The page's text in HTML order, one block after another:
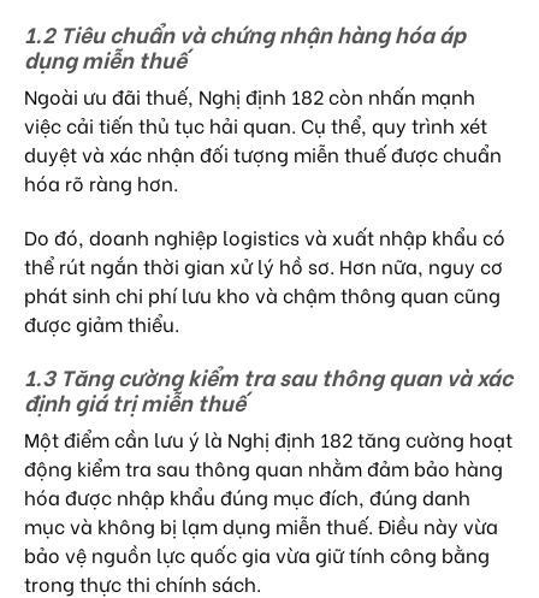
1.2 Tiêu chuẩn và chứng nhận hàng hóa áp
dụng miễn thuế
Ngoài ưu đãi thuế, Nghị định 182 còn nhấn mạnh
việc cải tiến thủ tục hải quan. Cụ thể, quy trình xét
duyệt và xác nhận đối tượng miễn thuế được chuẩn
hóa rõ ràng hơn.
Do đó, doanh nghiệp logistics và xuất nhập khẩu có
thể rút ngắn thời gian xử lý hồ sơ. Hơn nữa, nguy cơ
phát sinh chi phí lưu kho và chậm thông quan cũng
được giảm thiểu.
1.3 Tăng cường kiểm tra sau thông quan và xác
định giá trị miễn thuế
Một điểm cần lưu ý là Nghị định 182 tăng cường hoạt
động kiểm tra sau thông quan nhằm đảm bảo hàng
hóa được nhập khẩu đúng mục đích, đúng danh
mục và không bị lạm dụng miễn thuế. Điều này vừa
bảo vệ nguồn lực quốc gia vừa giữ tính công bằng
trong thực thi chính sách.